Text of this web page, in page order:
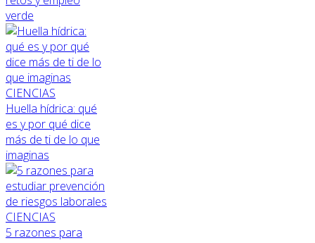
verde
CIENCIAS
Huella hídrica: qué
es y por qué dice
más de ti de lo que
imaginas
CIENCIAS
5 razones para